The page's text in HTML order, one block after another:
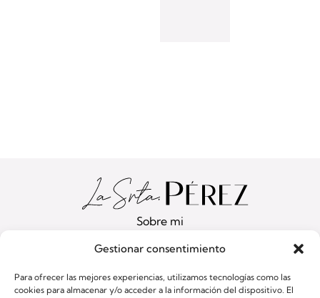
Gestionar consentimiento
Para ofrecer las mejores experiencias, utilizamos tecnologías como las
cookies para almacenar y/o acceder a la información del dispositivo. El
Sobre mi
Servicios
Contacto